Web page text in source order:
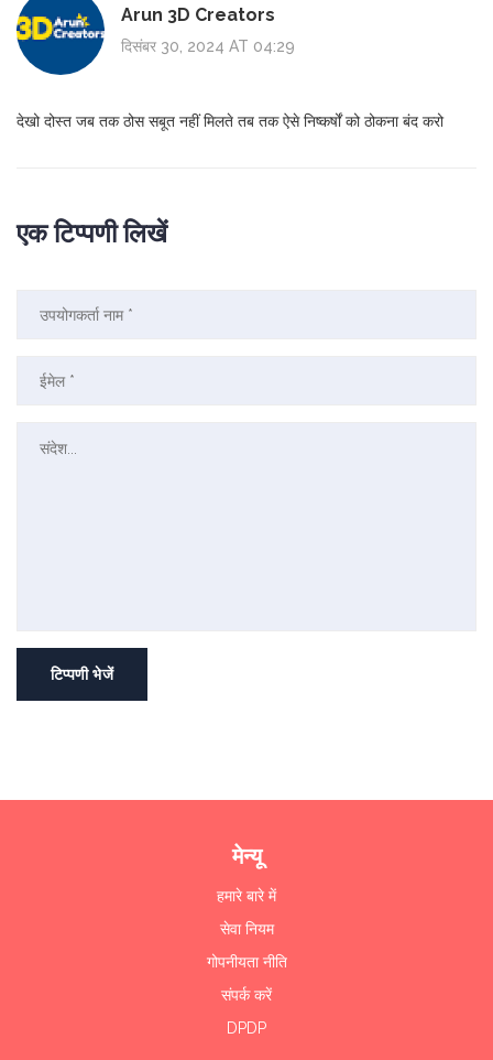
Arun 3D Creators
दिसंबर 30, 2024 AT 04:29
देखो दोस्त जब तक ठोस सबूत नहीं मिलते तब तक ऐसे निष्कर्षों को ठोकना बंद करो
एक टिप्पणी लिखें
टिप्पणी भेजें
मेन्यू
हमारे बारे में
सेवा नियम
गोपनीयता नीति
संपर्क करें
DPDP